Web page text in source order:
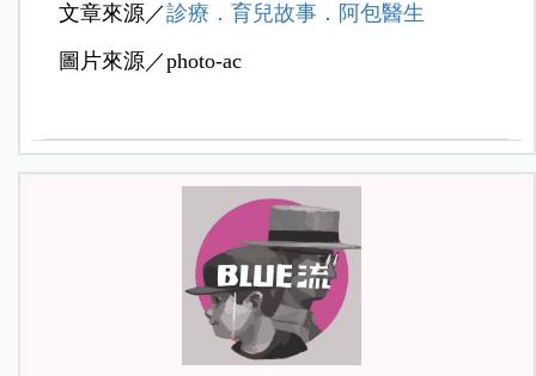
文章來源／診療．育兒故事．阿包醫生
圖片來源／photo-ac